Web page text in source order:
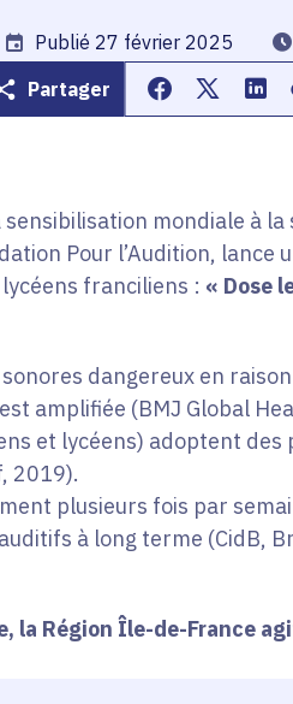
Date de publication
Publié 27 février 2025
Partager
Partager sur
Partager
mondiale à
Pour l’Audition, lance
franciliens : « Dose
sonores dangereux en
amplifiée (BMJ Global
et lycéens) adoptent des
2019).
plusieurs fois par
à long terme (CidB,
la Région Île-de-France